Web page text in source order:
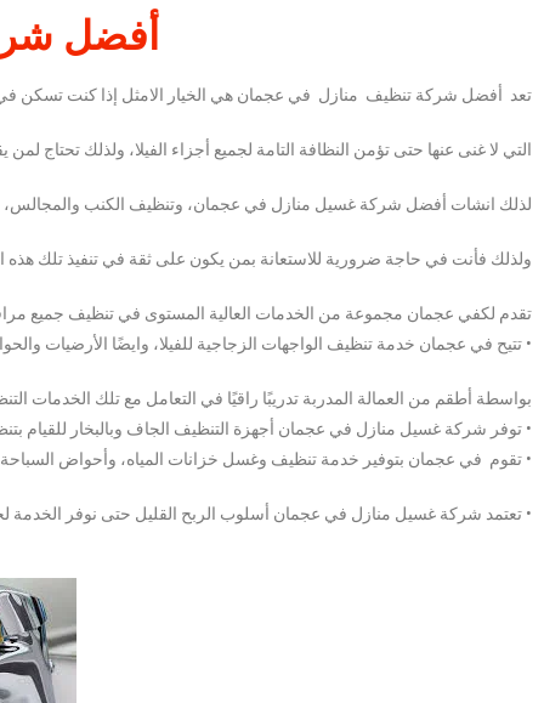
أفضل
تعد أفضل شركة تنظيف منازل في عجمان هي الخيار الامثل إذا كنت تسكن في
التي لا غنى عنها حتى تؤمن النظافة التامة لجميع أجزاء الفيلا، ولذلك تحتاج
لذلك انشات أفضل شركة غسيل منازل في عجمان، وتنظيف الكنب والمجالس،
ولذلك فأنت في حاجة ضرورية للاستعانة بمن يكون على ثقة في تنفيذ تلك هذه
تقدم لكفي عجمان مجموعة من الخدمات العالية المستوى في تنظيف جميع
• تتيح في عجمان خدمة تنظيف الواجهات الزجاجية للفيلا، وايضًا الأرضيات
بواسطة أطقم من العمالة المدربة تدريبًا راقيًا في التعامل مع تلك الخدمات
• توفر شركة غسيل منازل في عجمان أجهزة التنظيف الجاف وبالبخار للقيام
• تقوم في عجمان بتوفير خدمة تنظيف وغسل خزانات المياه، وأحواض السباحة
• تعتمد شركة غسيل منازل في عجمان أسلوب الربح القليل حتى نوفر الخدمة